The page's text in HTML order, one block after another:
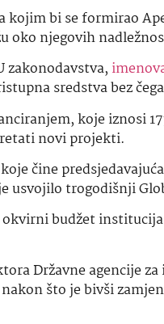
kojim bi se formirao
oko njegovih
zakonodavstva,
sredstva bez
koje iznosi
novi projekti.
čine
usvojilo trogodišnji
budžet
Državne agencije
što je bivši